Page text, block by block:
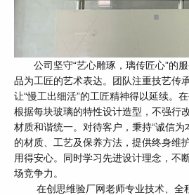
公司坚守“艺心雕琢，璃传匠心”的服
品为工匠的艺术表达。团队注重技艺传
让“慢工出细活”的工匠精神得以延续。在
根据每块玻璃的特性设计造型，不强行
材质和谐统一。对待客户，秉持“诚信为
的材质、工艺及保养方法，提供终身维
用得安心。同时学习先进设计理念，不
场竞争力。
在创思维验厂网老师专业技术、全